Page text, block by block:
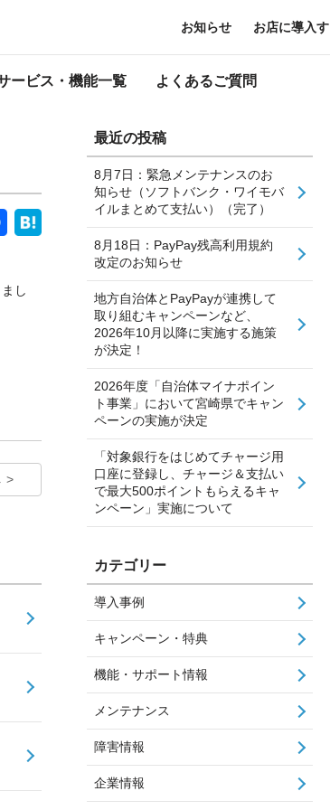
ービス・機能一覧 よくあるご質問
お知らせ お店に導入
し
最近の投稿
8月7日：緊急メンテナンスのお
知らせ（ソフトバンク・ワイモバ
イルまとめて支払い）（完了）
8月18日：PayPay残高利用規約
改定のお知らせ
地方自治体とPayPayが連携して
取り組むキャンペーンなど、
2026年10月以降に実施する施策
が決定！
2026年度「自治体マイナポイン
ト事業」において宮崎県でキャン
ペーンの実施が決定
「対象銀行をはじめてチャージ用
口座に登録し、チャージ＆支払い
で最大500ポイントもらえるキャ
ンペーン」実施について
カテゴリー
導入事例
キャンペーン・特典
機能・サポート情報
メンテナンス
障害情報
企業情報